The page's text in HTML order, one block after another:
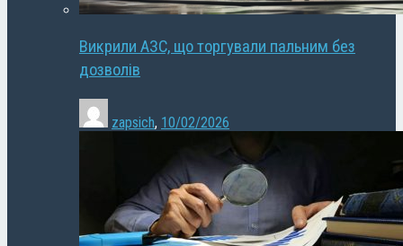
Викрили АЗС, що торгували пальним без
дозволів
zapsich, 10/02/2026